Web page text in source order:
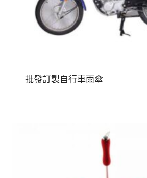
批發訂製自行車雨傘